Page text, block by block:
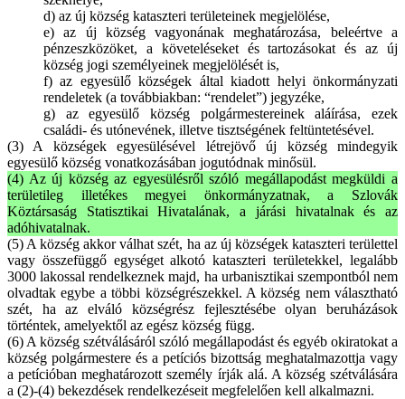
d) az új község kataszteri területeinek megjelölése,
e) az új község vagyonának meghatározása, beleértve a
pénzeszközöket, a követeléseket és tartozásokat és az új
község jogi személyeinek megjelölését is,
f) az egyesülő községek által kiadott helyi önkormányzati
rendeletek (a továbbiakban: “rendelet”) jegyzéke,
g) az egyesülő község polgármestereinek aláírása, ezek
családi- és utónevének, illetve tisztségének feltüntetésével.
(3) A községek egyesülésével létrejövő új község mindegyik
egyesülő község vonatkozásában jogutódnak minősül.
(4) Az új község az egyesülésről szóló megállapodást megküldi a
területileg illetékes megyei önkormányzatnak, a Szlovák
Köztársaság Statisztikai Hivatalának, a járási hivatalnak és az
adóhivatalnak.
(5) A község akkor válhat szét, ha az új községek kataszteri területtel
vagy összefüggő egységet alkotó kataszteri területekkel, legalább
3000 lakossal rendelkeznek majd, ha urbanisztikai szempontból nem
olvadtak egybe a többi községrészekkel. A község nem választható
szét, ha az elváló községrész fejlesztésébe olyan beruházások
történtek, amelyektől az egész község függ.
(6) A község szétválásáról szóló megállapodást és egyéb okiratokat a
község polgármestere és a petíciós bizottság meghatalmazottja vagy
a petícióban meghatározott személy írják alá. A község szétválására
a (2)-(4) bekezdések rendelkezéseit megfelelően kell alkalmazni.